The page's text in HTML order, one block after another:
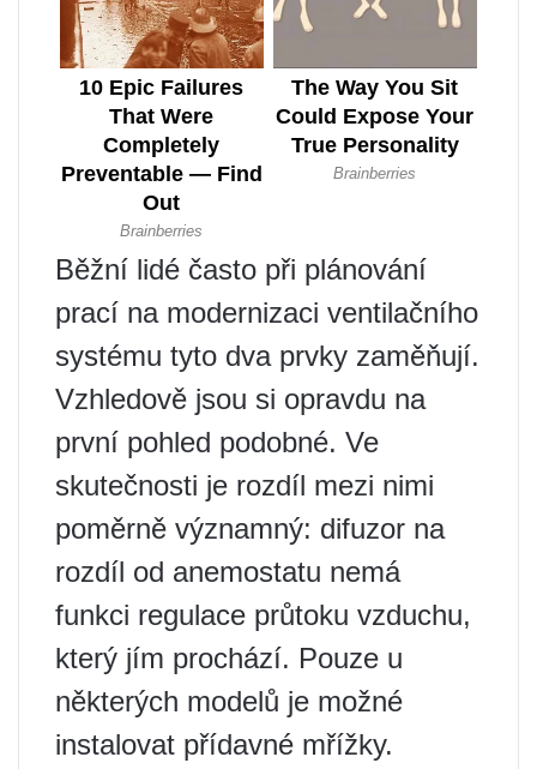
Běžní lidé často při plánování
prací na modernizaci ventilačního
systému tyto dva prvky zaměňují.
Vzhledově jsou si opravdu na
první pohled podobné. Ve
skutečnosti je rozdíl mezi nimi
poměrně významný: difuzor na
rozdíl od anemostatu nemá
funkci regulace průtoku vzduchu,
který jím prochází. Pouze u
některých modelů je možné
instalovat přídavné mřížky.